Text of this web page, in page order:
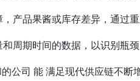
产品果酱或库存差异，通过
周期时间的数据，以识别瓶
的公司能满足现代供应链不断